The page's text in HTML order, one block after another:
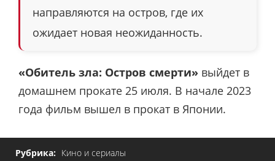
направляются на остров, где их
ожидает новая неожиданность.
«Обитель зла: Остров смерти» выйдет в
домашнем прокате 25 июля. В начале 2023
года фильм вышел в прокат в Японии.
Рубрика: Кино и сериалы